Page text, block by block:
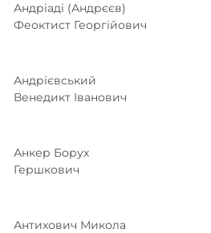
Андріаді (Андрєєв)
Феоктист Георгійович
Андрієвський
Венедикт Іванович
Анкер Борух
Гершкович
Антихович Микола